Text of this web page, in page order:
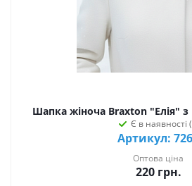
Шапка жіноча Braxton "Елія" з
Є в наявності
Артикул:
Оптова ціна
220грн.